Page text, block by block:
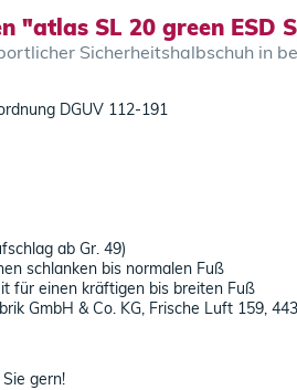
"atlas SL 20 green ESD
Sicherheitshalbschuh in
DGUV 112-191
ab Gr. 49)
schlanken bis normalen Fuß
für einen kräftigen bis breiten Fuß
GmbH & Co. KG, Frische Luft 159,
gern!